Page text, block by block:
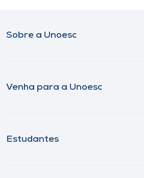
Sobre a Unoesc
Venha para a Unoesc
Estudantes